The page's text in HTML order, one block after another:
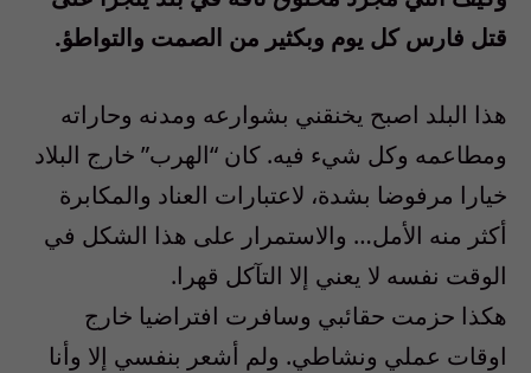
قتل فارس كل يوم وبكثير من الصمت والتواطؤ.
هذا البلد اصبح يخنقني بشوارعه ومدنه وحاراته
ومطاعمه وكل شيء فيه. كان “الهرب” خارج البلاد
خيارا مرفوضا بشدة، لاعتبارات العناد والمكابرة
أكثر منه الأمل… والاستمرار على هذا الشكل في
الوقت نفسه لا يعني إلا التآكل قهرا.
هكذا حزمت حقائبي وسافرت افتراضيا خارج
اوقات عملي ونشاطي. ولم أشعر بنفسي إلا وأنا